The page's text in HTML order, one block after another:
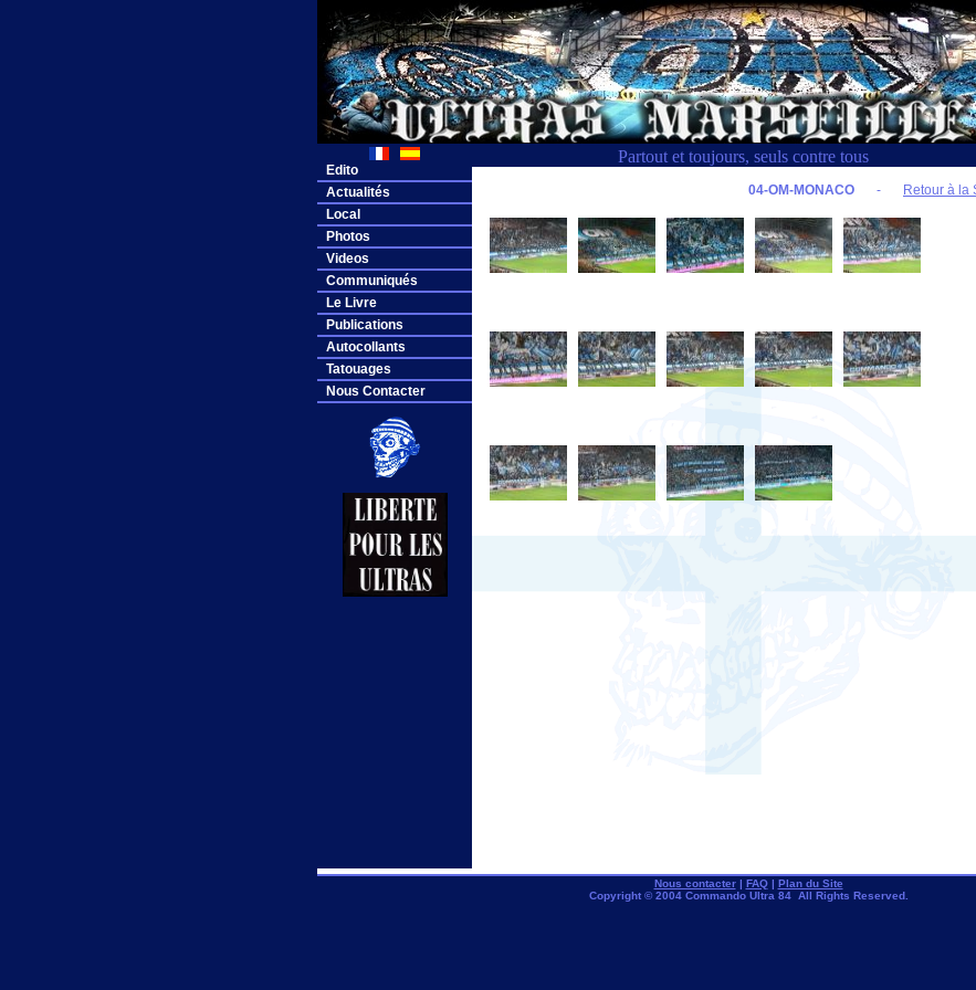
Partout et toujours, seuls contre tous
Edito
Actualités
Local
Photos
Videos
Communiqués
Le Livre
Publications
Autocollants
Tatouages
Nous Contacter
04-OM-MONACO - Retour à la
Nous contacter| FAQ| Plan du Site
Copyright © 2004 Commando Ultra 84 All Rights Reserved.